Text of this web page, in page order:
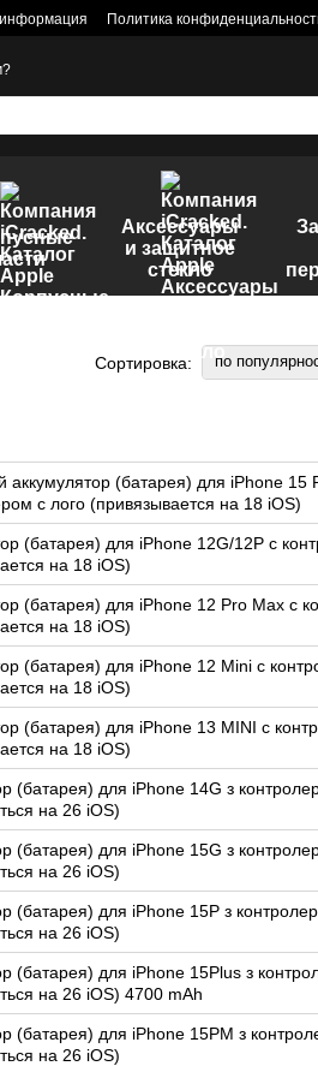
информация Политика
Аксессуары
и защитное
стекло
Сортировка: по
аккумулятор (батарея) для iPhone 15
с лого (привязывается на 18 iOS)
(батарея) для iPhone 12G/12P с
на 18 iOS)
(батарея) для iPhone 12 Pro Max с
на 18 iOS)
(батарея) для iPhone 12 Mini с
на 18 iOS)
(батарея) для iPhone 13 MINI с
на 18 iOS)
(батарея) для iPhone 14G з
на 26 iOS)
(батарея) для iPhone 15G з
на 26 iOS)
(батарея) для iPhone 15P з
на 26 iOS)
(батарея) для iPhone 15Plus з
на 26 iOS) 4700 mAh
(батарея) для iPhone 15PM з
на 26 iOS)